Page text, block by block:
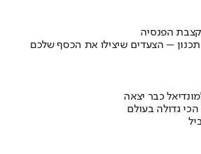
הפנסיה
– הצעדים שיצילו את הכסף שלכם
כבר יצאה
גדולה בעולם